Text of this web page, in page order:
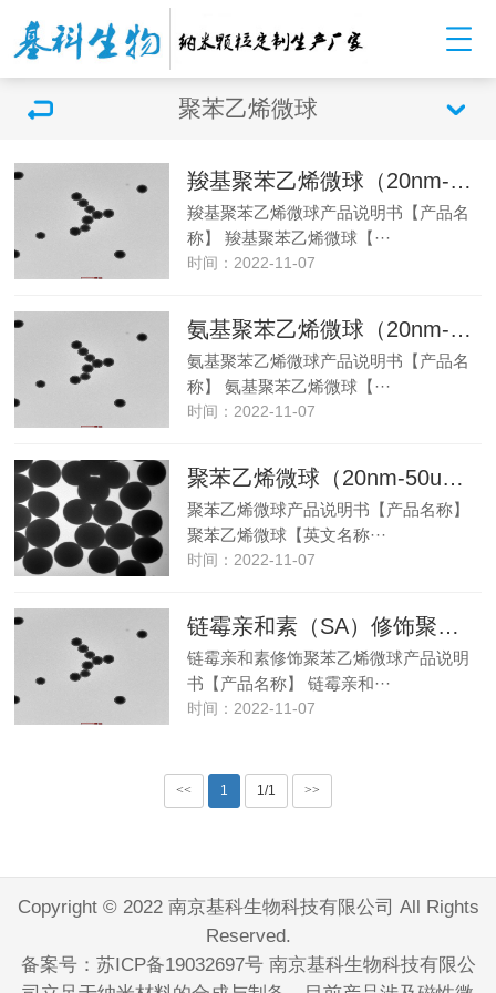
聚苯乙烯微球
羧基聚苯乙烯微球（20nm-50um可选）
羧基聚苯乙烯微球产品说明书【产品名
称】 羧基聚苯乙烯微球【···
时间：2022-11-07
氨基聚苯乙烯微球（20nm-100um可选）
氨基聚苯乙烯微球产品说明书【产品名
称】 氨基聚苯乙烯微球【···
时间：2022-11-07
聚苯乙烯微球（20nm-50um可选）
聚苯乙烯微球产品说明书【产品名称】
聚苯乙烯微球【英文名称···
时间：2022-11-07
链霉亲和素（SA）修饰聚苯乙烯微球（20nm-100um可选）
链霉亲和素修饰聚苯乙烯微球产品说明
书【产品名称】 链霉亲和···
时间：2022-11-07
<< 1 1/1 >>
Copyright © 2022 南京基科生物科技有限公司 All Rights
Reserved.
备案号： 苏ICP备19032697号南京基科生物科技有限公